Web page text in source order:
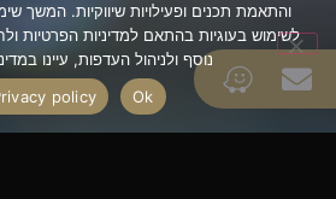
והתאמת תכנים ופעילויות שיווקיות. המשך
לשימוש בעוגיות בהתאם למדיניות הפרטיות
נוסף ולניהול העדפות, עיינו
Ok
policy